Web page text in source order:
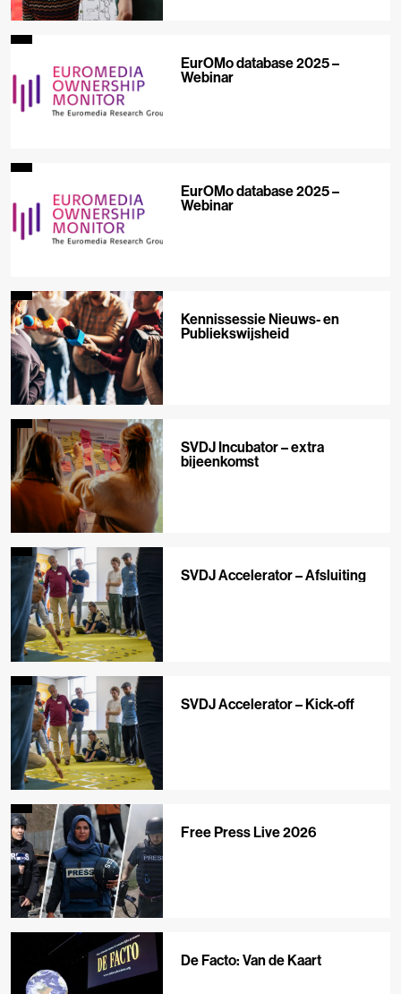
EurOMo database 2025 –
Webinar
EurOMo database 2025 –
Webinar
Kennissessie Nieuws- en
Publiekswijsheid
SVDJ Incubator – extra
bijeenkomst
SVDJ Accelerator – Afsluiting
SVDJ Accelerator – Kick-off
Free Press Live 2026
De Facto: Van de Kaart